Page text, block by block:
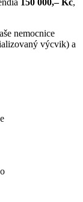
nemocnice
výcvik) a